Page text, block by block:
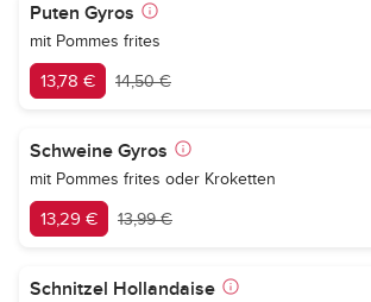
Puten Gyros
mit Pommes frites
13,78 € 14,50 €
Schweine Gyros
mit Pommes frites oder Kroketten
13,29 € 13,99 €
Schnitzel Hollandaise